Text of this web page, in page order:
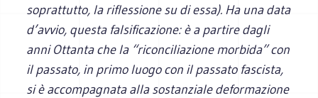
soprattutto, la riflessione su di essa). Ha una data
d’avvio, questa falsificazione: è a partire dagli
anni Ottanta che la “riconciliazione morbida” con
il passato, in primo luogo con il passato fascista,
si è accompagnata alla sostanziale deformazione